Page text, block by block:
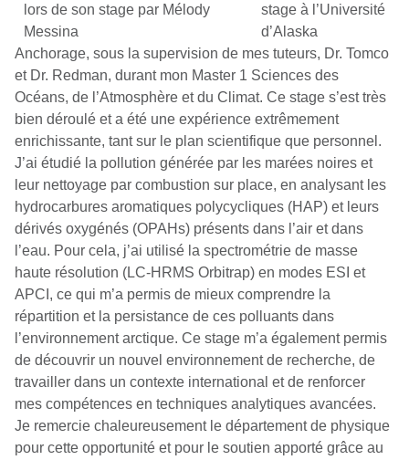
stage à l’Université
d’Alaska
Anchorage, sous la supervision de mes tuteurs, Dr. Tomco
et Dr. Redman, durant mon Master 1 Sciences des
Océans, de l’Atmosphère et du Climat. Ce stage s’est très
bien déroulé et a été une expérience extrêmement
enrichissante, tant sur le plan scientifique que personnel.
J’ai étudié la pollution générée par les marées noires et
leur nettoyage par combustion sur place, en analysant les
hydrocarbures aromatiques polycycliques (HAP) et leurs
dérivés oxygénés (OPAHs) présents dans l’air et dans
l’eau. Pour cela, j’ai utilisé la spectrométrie de masse
haute résolution (LC-HRMS Orbitrap) en modes ESI et
APCI, ce qui m’a permis de mieux comprendre la
répartition et la persistance de ces polluants dans
l’environnement arctique. Ce stage m’a également permis
de découvrir un nouvel environnement de recherche, de
travailler dans un contexte international et de renforcer
mes compétences en techniques analytiques avancées.
Je remercie chaleureusement le département de physique
pour cette opportunité et pour le soutien apporté grâce au